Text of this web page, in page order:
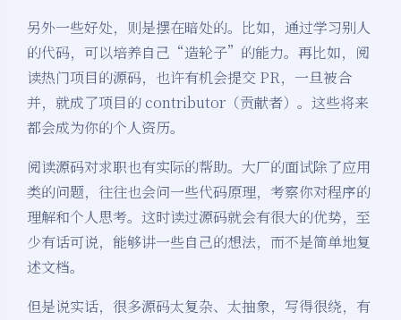
另外一些好处，则是摆在暗处的。比如，通过学习别人
的代码，可以培养自己“造轮子”的能力。再比如，阅
读热门项目的源码，也许有机会提交 PR，一旦被合
并，就成了项目的 contributor（贡献者）。这些将来
都会成为你的个人资历。
阅读源码对求职也有实际的帮助。大厂的面试除了应用
类的问题，往往也会问一些代码原理，考察你对程序的
理解和个人思考。这时读过源码就会有很大的优势，至
少有话可说，能够讲一些自己的想法，而不是简单地复
述文档。
但是说实话，很多源码太复杂、太抽象，写得很绕，有